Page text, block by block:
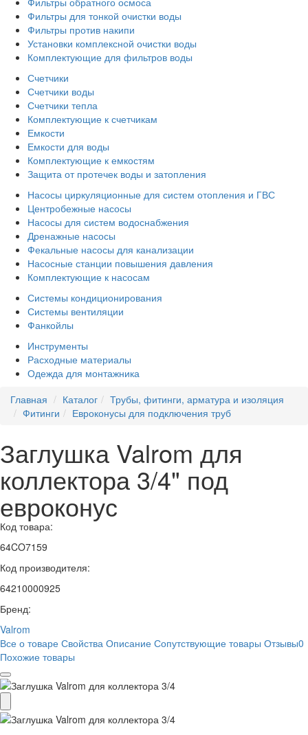
Фильтры для тонкой очистки воды
Фильтры против накипи
Установки комплексной очистки воды
Комплектующие для фильтров воды
Счетчики
Счетчики воды
Счетчики тепла
Комплектующие к счетчикам
Емкости
Емкости для воды
Комплектующие к емкостям
Защита от протечек воды и затопления
Насосы циркуляционные для систем отопления и ГВС
Центробежные насосы
Насосы для систем водоснабжения
Дренажные насосы
Фекальные насосы для канализации
Насосные станции повышения давления
Комплектующие к насосам
Системы кондиционирования
Системы вентиляции
Фанкойлы
Инструменты
Расходные материалы
Одежда для монтажника
Главная
Каталог
Трубы, фитинги, арматура и изоляция
Фитинги
Евроконусы для подключения труб
Заглушка Valrom для
коллектора 3/4" под
евроконус
Код товара:
64CO7159
Код производителя:
64210000925
Бренд:
Valrom
Все о товаре Свойства Описание Сопутствующие товары Отзывы0
Похожие товары